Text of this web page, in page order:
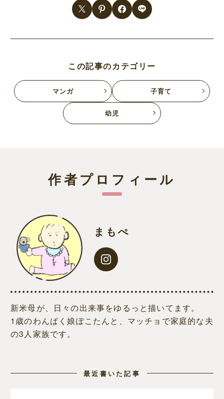
この記事のカテゴリー
マンガ 子育て
幼児
作者プロフィール
まもぺ
新米母が、日々の出来事をゆるっと描いてます。
1歳のわんぱく娘ぽこたんと、マッチョで家庭的な夫
の3人家族です。
最近書いた記事